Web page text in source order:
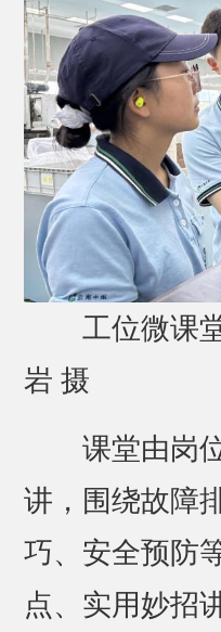
工位微课
岩 摄
课堂由岗位
讲，围绕故障
巧、安全预防
点、实用妙招